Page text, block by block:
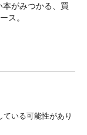
本がみつかる、買
ス。
いる可能性があり